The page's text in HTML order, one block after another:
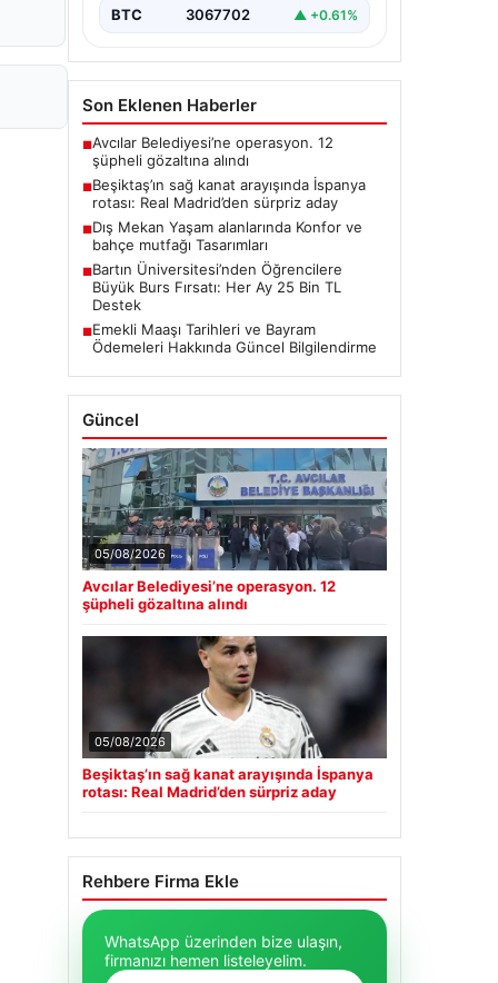
BTC 3067702 ▲ +0.61%
Son Eklenen Haberler
■Avcılar Belediyesi’ne operasyon. 12
şüpheli gözaltına alındı
■Beşiktaş’ın sağ kanat arayışında İspanya
rotası: Real Madrid’den sürpriz aday
■Dış Mekan Yaşam alanlarında Konfor ve
bahçe mutfağı Tasarımları
■Bartın Üniversitesi’nden Öğrencilere
Büyük Burs Fırsatı: Her Ay 25 Bin TL
Destek
■Emekli Maaşı Tarihleri ve Bayram
Ödemeleri Hakkında Güncel Bilgilendirme
Güncel
05/08/2026
Avcılar Belediyesi’ne operasyon. 12
şüpheli gözaltına alındı
05/08/2026
Beşiktaş’ın sağ kanat arayışında İspanya
rotası: Real Madrid’den sürpriz aday
Rehbere Firma Ekle
WhatsApp üzerinden bize ulaşın,
firmanızı hemen listeleyelim.